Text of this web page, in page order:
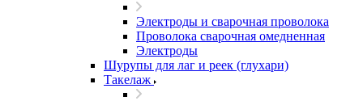
Электроды и сварочная проволока
Проволока сварочная омедненная
Электроды
Шурупы для лаг и реек (глухари)
Такелаж